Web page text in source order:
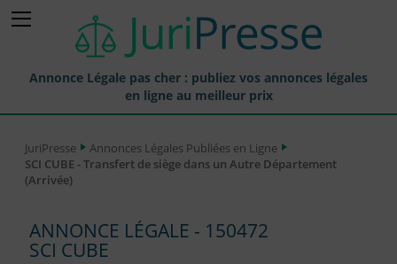
Annonce Légale pas cher : publiez vos annonces légales
en ligne au meilleur prix
Annonces Légales Publiées
Journaux Habilités (JAL) Annonces Légales
JuriPresse
Annonces Légales Publiées en Ligne
SCI CUBE - Transfert de siège dans un Autre Département
(Arrivée)
ANNONCE LÉGALE - 150472
SCI CUBE